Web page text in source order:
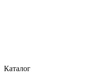
Каталог